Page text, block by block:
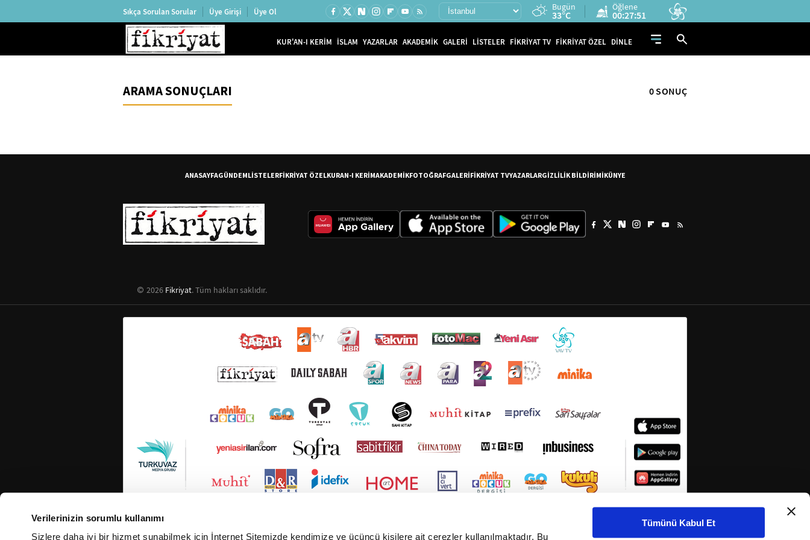
Verilerinizin sorumlu kullanımı
Sizlere daha iyi bir hizmet sunabilmek için İnternet Sitemizde kendimize ve üçüncü kişilere ait çerezler kullanılmaktadır. Bu
Tümünü Kabul Et
Sıkça Sorulan Sorular Üye Girişi Üye Ol Bugün
33°C
Öğlene
00:27:51
KUR'AN-I KERİM İSLAM YAZARLAR AKADEMİK GALERİ LİSTELER FİKRİYAT TV FİKRİYAT ÖZEL DİNLE
ARAMA SONUÇLARI 0 SONUÇ
ANASAYFAGÜNDEMLİSTELERFİKRİYAT ÖZELKURAN-I KERİMAKADEMİKFOTOĞRAFGALERİFİKRİYAT TVYAZARLARGİZLİLİK BİLDİRİMİKÜNYE
2026 Fikriyat. Tüm hakları saklıdır.